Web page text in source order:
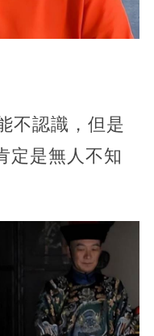
不認識，但是
定是無人不知